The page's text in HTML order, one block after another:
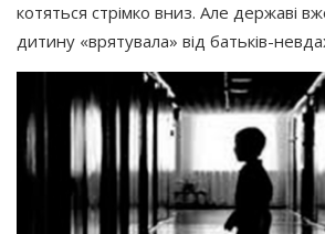
котяться стрімко вниз. Але державі
дитину «врятувала» від батьків-